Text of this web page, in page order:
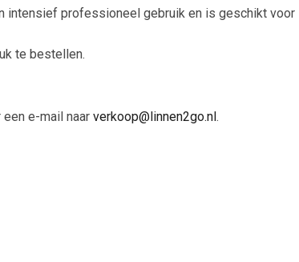
intensief professioneel gebruik en is geschikt voor
te bestellen.
e-mail naar verkoop@linnen2go.nl .